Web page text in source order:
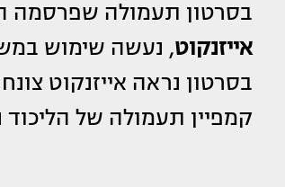
בסרטון תעמולה שפרסמה
אייזנקוט, נעשה שימוש
בסרטון נראה אייזנקוט
קמפיין תעמולה של הליכוד